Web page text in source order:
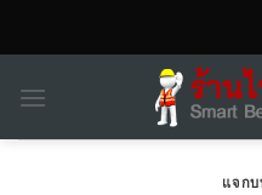
แจกบ